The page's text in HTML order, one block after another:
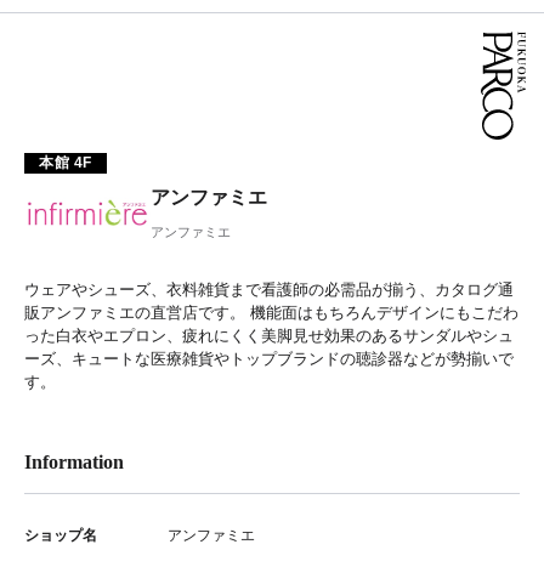
本館 4F
アンファミエ
アンファミエ
ウェアやシューズ、衣料雑貨まで看護師の必需品が揃う、カタログ通
販アンファミエの直営店です。 機能面はもちろんデザインにもこだわ
った白衣やエプロン、疲れにくく美脚見せ効果のあるサンダルやシュ
ーズ、キュートな医療雑貨やトップブランドの聴診器などが勢揃いで
す。
Information
ショップ名 アンファミエ